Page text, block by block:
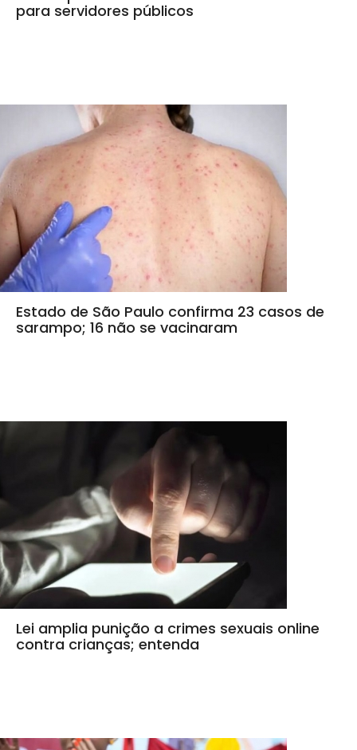
para servidores públicos
Estado de São Paulo confirma 23 casos de
sarampo; 16 não se vacinaram
Lei amplia punição a crimes sexuais online
contra crianças; entenda